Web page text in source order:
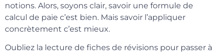
notions. Alors, soyons clair, savoir une formule de
calcul de paie c’est bien. Mais savoir l’appliquer
concrètement c’est mieux.
Oubliez la lecture de fiches de révisions pour passer à